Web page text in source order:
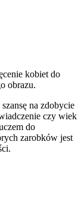
kobiet do
obrazu.
na zdobycie
czy wiek
do
zarobków jest